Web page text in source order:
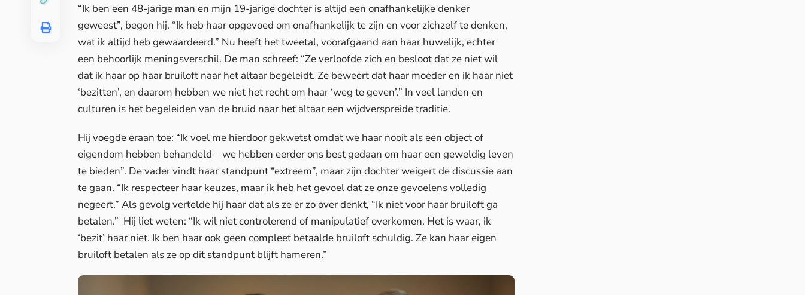
“Ik ben een 48-jarige man en mijn 19-jarige dochter is altijd een onafhankelijke denker
geweest”, begon hij. “Ik heb haar opgevoed om onafhankelijk te zijn en voor zichzelf te denken,
wat ik altijd heb gewaardeerd.” Nu heeft het tweetal, voorafgaand aan haar huwelijk, echter
een behoorlijk meningsverschil. De man schreef: “Ze verloofde zich en besloot dat ze niet wil
dat ik haar op haar bruiloft naar het altaar begeleidt. Ze beweert dat haar moederen ik haar niet
‘bezitten’, en daarom hebben we niet het recht om haar ‘weg te geven’.” In veel landen en
culturen is het begeleiden van de bruid naar het altaar een wijdverspreide traditie.
Hij voegde eraan toe: “Ik voel me hierdoor gekwetst omdat we haar nooit als een object of
eigendom hebben behandeld – we hebben eerder ons best gedaan om haar een geweldig leven
te bieden”. De vader vindt haar standpunt “extreem”, maar zijn dochter weigert de discussie aan
te gaan. “Ik respecteer haar keuzes, maar ik heb het gevoel dat ze onze gevoelens volledig
negeert.” Als gevolg vertelde hij haar dat als ze er zo over denkt, “Ik niet voor haar bruiloft ga
betalen.” Hij liet weten: “Ik wil niet controlerend of manipulatief overkomen. Het is waar, ik
‘bezit’ haar niet. Ik ben haar ook geen compleet betaalde bruiloft schuldig. Ze kan haar eigen
bruiloft betalen als ze op dit standpunt blijft hameren.”